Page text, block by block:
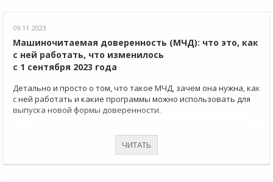
09.11.2023
Машиночитаемая доверенность (МЧД): что это, как
с ней работать, что изменилось
с 1 сентября 2023 года
Детально и просто о том, что такое МЧД, зачем она нужна, как
с ней работать и какие программы можно использовать для
выпуска новой формы доверенности.
ЧИТАТЬ